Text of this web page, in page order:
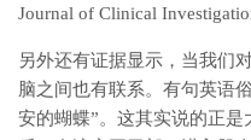
Journal of Clinical
另外还有证据显示，当我们
脑之间也有联系。有句英语
安的蝴蝶”。这其实说的正是